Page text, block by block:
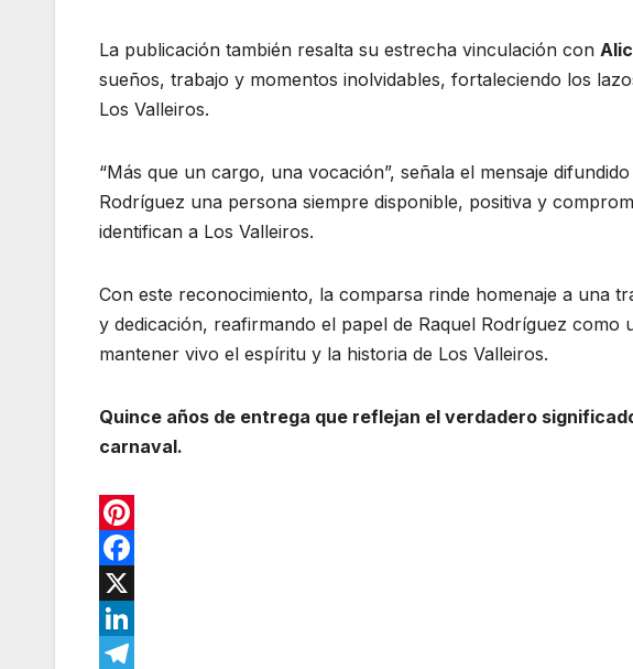
La publicación también resalta su estrecha vinculación con
sueños, trabajo y momentos inolvidables, fortaleciendo los
Los Valleiros.
“Más que un cargo, una vocación”, señala el mensaje
Rodríguez una persona siempre disponible, positiva y
identifican a Los Valleiros.
Con este reconocimiento, la comparsa rinde homenaje a una
y dedicación, reafirmando el papel de Raquel Rodríguez
mantener vivo el espíritu y la historia de Los Valleiros.
Quince años de entrega que reflejan el verdadero
carnaval.
P
n
F
a
c
X
L